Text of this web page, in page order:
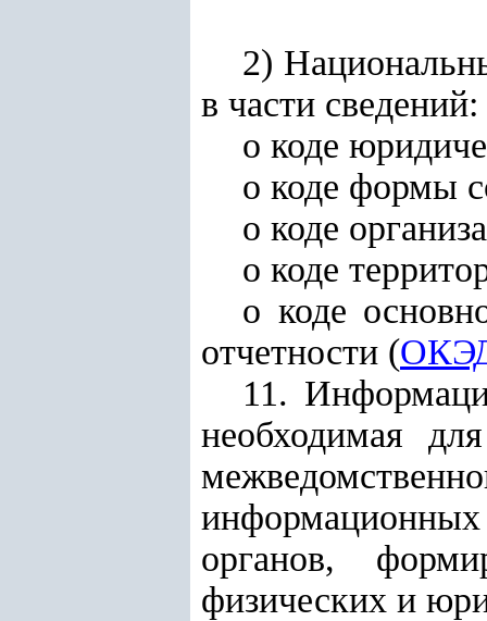
2)
в части сведений:
о коде
о коде формы
о коде
о коде
о коде
отчетности (
11.
необходимая
органов,
физических и